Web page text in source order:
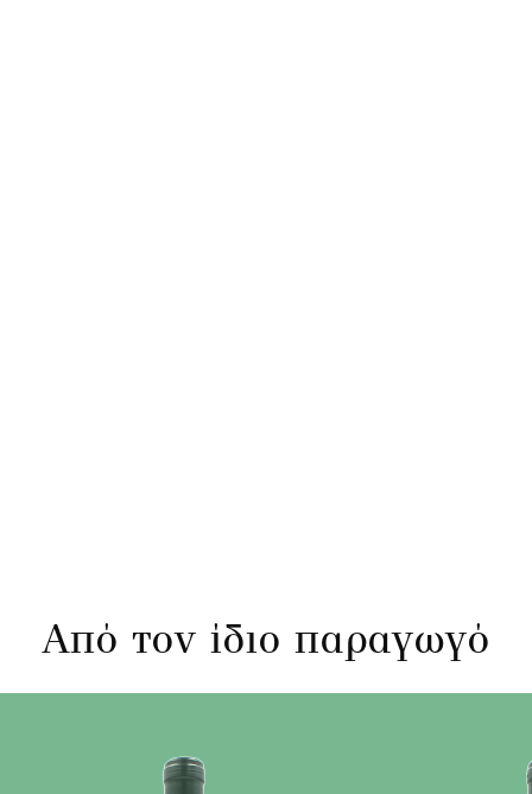
Από τον ίδιο παραγωγό